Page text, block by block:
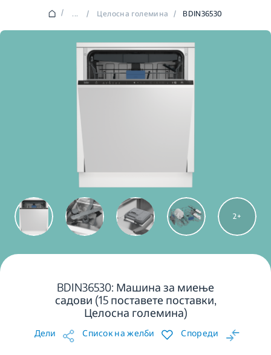
/ ... / Целосна големина / BDIN36530
2
BDIN36530: Машина за миење
садови (15 поставете поставки,
Целосна големина)
Дели Список на желби Спореди